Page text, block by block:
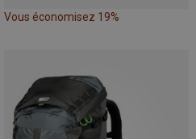
Vous économisez 19%